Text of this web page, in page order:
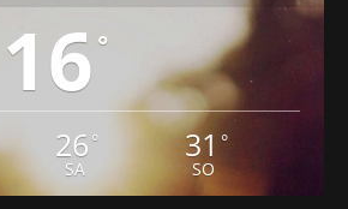
16 °
26 °
SA
31 °
SO